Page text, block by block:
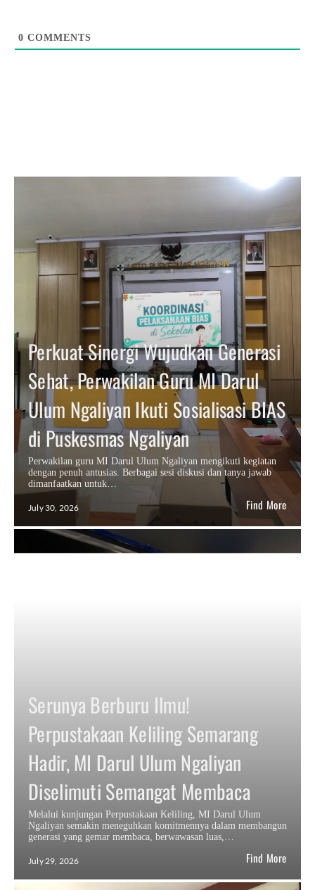
0 COMMENTS
Perkuat Sinergi Wujudkan Generasi
Sehat, Perwakilan Guru MI Darul
Ulum Ngaliyan Ikuti Sosialisasi BIAS
di Puskesmas Ngaliyan
Perwakilan guru MI Darul Ulum Ngaliyan mengikuti kegiatan
dengan penuh antusias. Berbagai sesi diskusi dan tanya jawab
dimanfaatkan untuk…
July 30, 2026 Find More
Serunya Berburu Ilmu!
Perpustakaan Keliling Semarang
Hadir, MI Darul Ulum Ngaliyan
Diselimuti Semangat Membaca
Melalui kunjungan Perpustakaan Keliling, MI Darul Ulum
Ngaliyan semakin meneguhkan komitmennya dalam membangun
generasi yang gemar membaca, berwawasan luas,…
July 29, 2026 Find More